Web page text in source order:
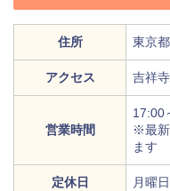
住所 東京
アクセス 吉祥
営業時間
17:00
※最新
ます
定休日 月曜日